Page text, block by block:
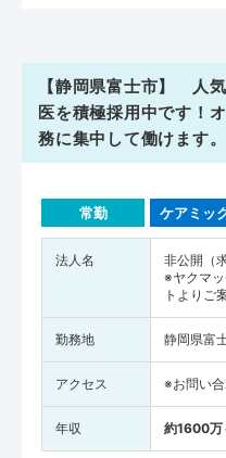
【静岡県富士市】 人
医を積極採用中です！
務に集中して働けます。
常勤 ケアミッ
法人名
非公開（
※ヤクマ
トよりご
勤務地 静岡県富
アクセス ※お問い
年収 約1600万